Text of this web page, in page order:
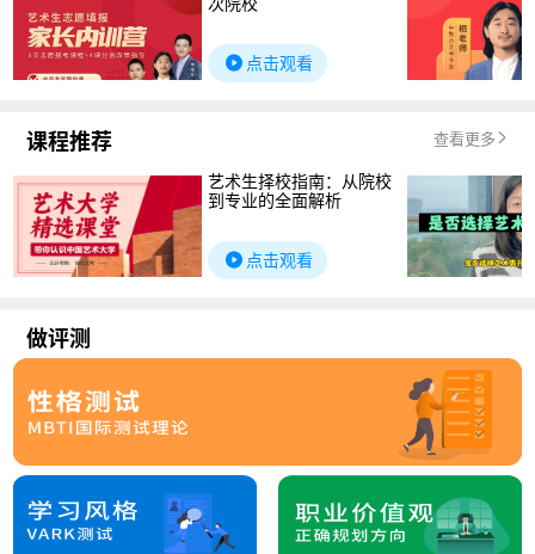
点击观看
课程推荐 查看更多
艺术生择校指南：从院校
到专业的全面解析
点击观看
做评测